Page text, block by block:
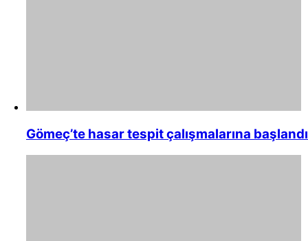
Gömeç’te hasar tespit çalışmalarına başlandı